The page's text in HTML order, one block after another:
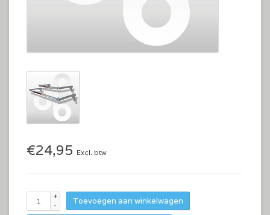
€24,95 Excl. btw
+
-
Toevoegen aan winkelwagen